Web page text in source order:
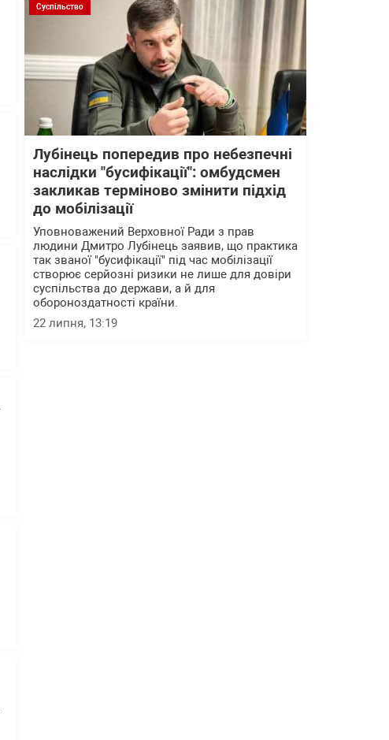
Суспільство
Лубінець попередив про небезпечні
наслідки "бусифікації": омбудсмен
закликав терміново змінити підхід
до мобілізації
Уповноважений Верховної Ради з прав
людини Дмитро Лубінець заявив, що практика
так званої "бусифікації" під час мобілізації
створює серйозні ризики не лише для довіри
суспільства до держави, а й для
обороноздатності країни.
22 липня, 13:19